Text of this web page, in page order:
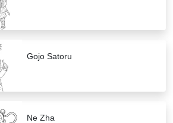
Gojo Satoru
Ne Zha